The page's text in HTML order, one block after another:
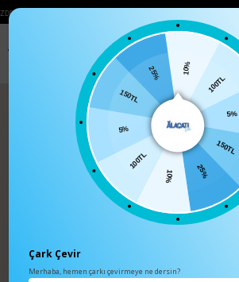
KARGO ÜCRETSIZ • 🛍️ YENI SEZON
TÜM ÜRÜNLER 10% 100TL
5%
25%
10%
100TL
5%
150TL
25%
Çark Çevir
Merhaba, hemen çarkı çevirmeye ne dersin?